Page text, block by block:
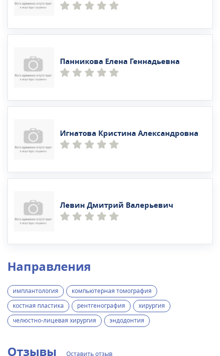
Панникова Елена Геннадьевна
Игнатова Кристина Александровна
Левин Дмитрий Валерьевич
Направления
имплантология
компьютерная томография
костная пластика
рентгенография
хирургия
челюстно-лицевая хирургия
эндодонтия
Отзывы Оставить отзыв